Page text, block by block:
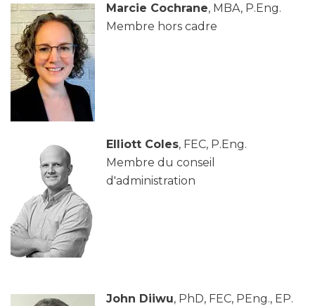
Marcie Cochrane, MBA, P.Eng.
Membre hors cadre
Elliott Coles, FEC, P.Eng.
Membre du conseil
d'administration
John Diiwu, PhD, FEC, PEng., EP.